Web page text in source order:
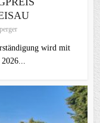
wird mit